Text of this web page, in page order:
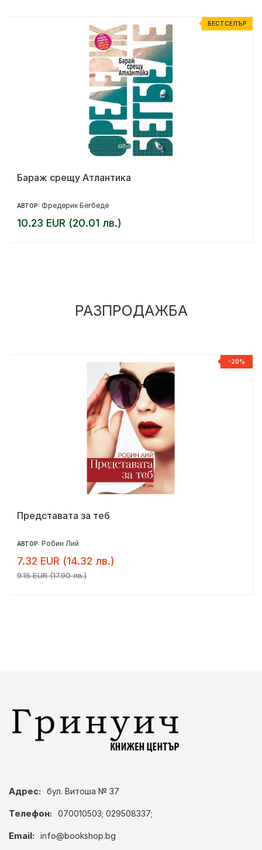
БЕСТСЕЛЪР
Бараж срещу Атлантика
АВТОР: Фредерик Бегбеде
10.23 EUR (20.01 лв.)
РАЗПРОДАЖБА
-20%
Представата за теб
АВТОР: Робин Лий
7.32 EUR (14.32 лв.)
9.15 EUR (17.90 лв.)
Адрес: бул. Витоша № 37
Телефон: 070010503; 029508337;
Email: info@bookshop.bg